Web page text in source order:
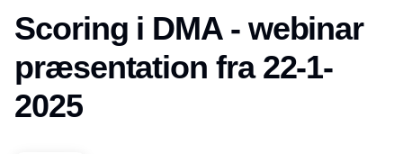
Scoring i DMA - webinar
præsentation fra 22-1-
2025